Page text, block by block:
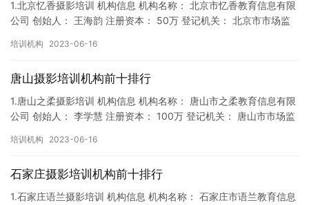
1.北京忆香摄影培训 机构信息 机构名称： 北京市忆香教育信息有限
公司 创始人： 王海韵 注册资本： 50万 登记机关： 北京市市场监
培训机构 2023-06-16
唐山摄影培训机构前十排行
1.唐山之柔摄影培训 机构信息 机构名称： 唐山市之柔教育信息有限
公司 创始人： 李学慧 注册资本： 100万 登记机关： 唐山市市场监
培训机构 2023-06-16
石家庄摄影培训机构前十排行
1.石家庄语兰摄影培训 机构信息 机构名称： 石家庄市语兰教育信息